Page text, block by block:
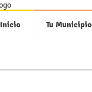
Inicio Tu Municipio